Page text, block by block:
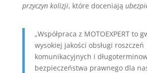
przyczyn kolizji, które doceniają
„Współpraca z MOTOEXPERT to
wysokiej jakości obsługi roszczeń
komunikacyjnych i
bezpieczeństwa prawnego dla